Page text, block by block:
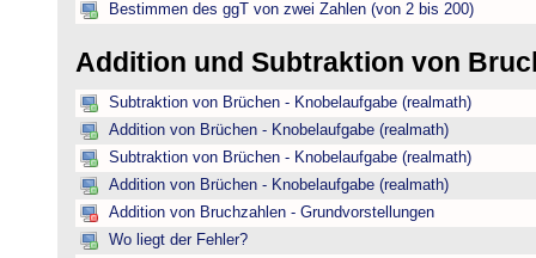
Bestimmen des ggT von zwei Zahlen (von 2 bis 200)
Addition und Subtraktion von
Subtraktion von Brüchen - Knobelaufgabe (realmath)
Addition von Brüchen - Knobelaufgabe (realmath)
Subtraktion von Brüchen - Knobelaufgabe (realmath)
Addition von Brüchen - Knobelaufgabe (realmath)
Addition von Bruchzahlen - Grundvorstellungen
Wo liegt der Fehler?